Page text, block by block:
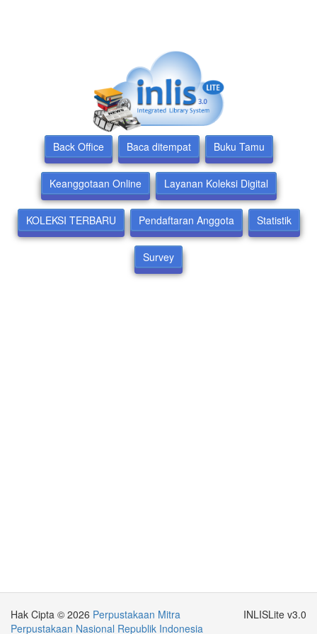
Back Office Baca ditempat Buku Tamu
Keanggotaan Online Layanan Koleksi Digital
KOLEKSI TERBARU Pendaftaran Anggota Statistik
Survey
INLISLite v3.0
Hak Cipta © 2026 Perpustakaan Mitra
Perpustakaan Nasional Republik Indonesia